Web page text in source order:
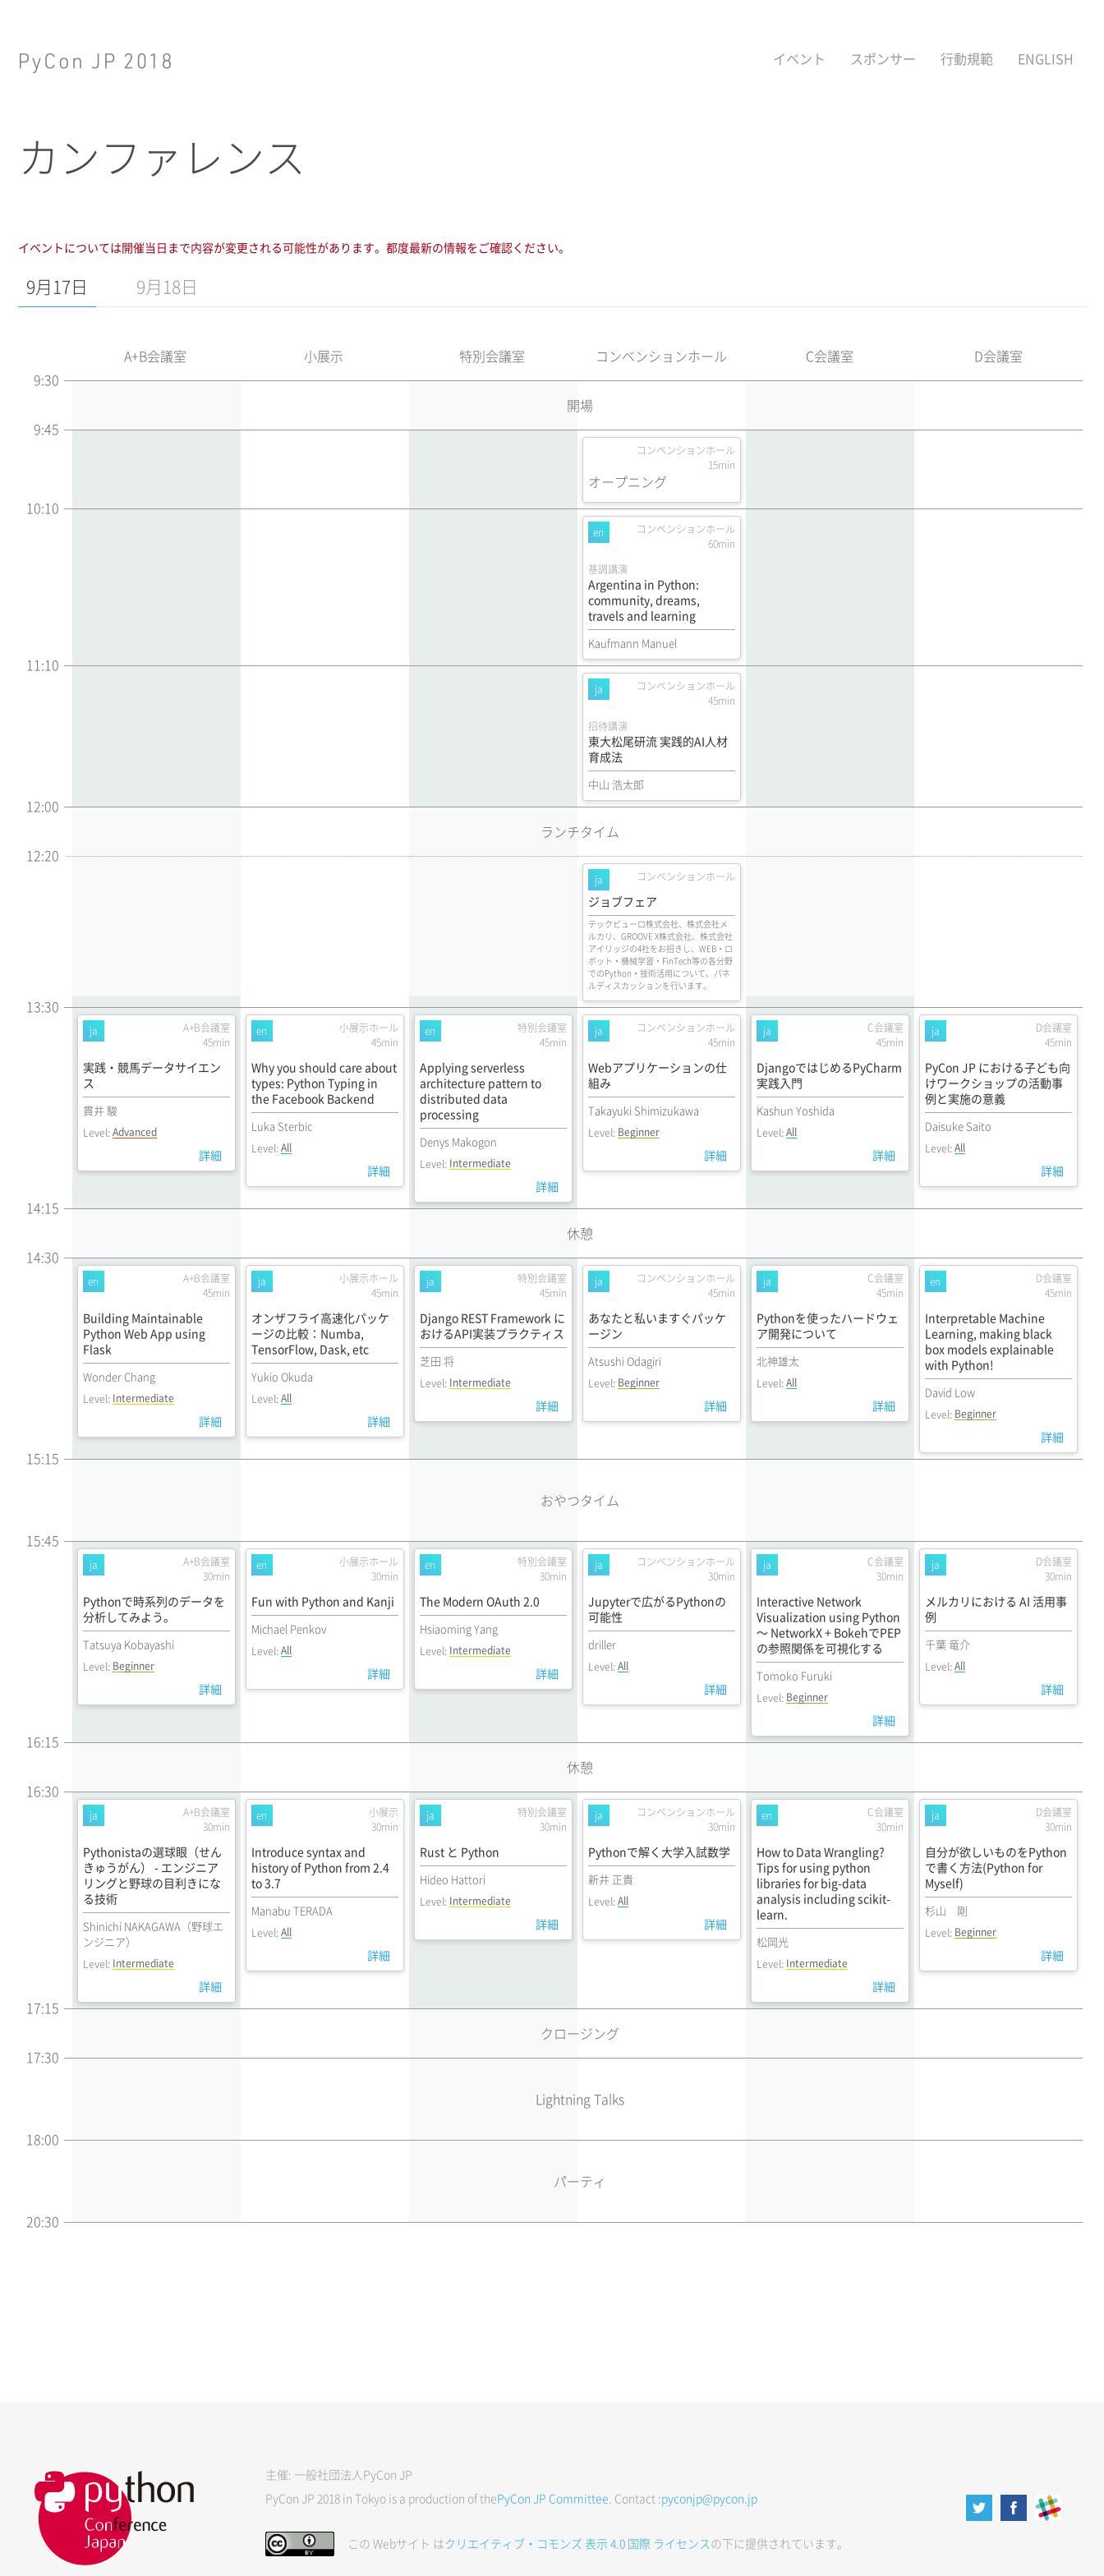
イベント スポンサー 行動規範 ENGLISH
カンファレンス
イベントについては開催当日まで内容が変更される可能性があります。都度最新の情報をご確認ください。
9月17日 9月18日
A+B会議室 小展示 特別会議室 コンベンションホール C会議室
D会議室
9:30
開場
9:45
コンベンションホール
15min
オープニング
10:10
en
コンベンションホール
60min
基調講演
Argentina in Python:
community, dreams,
travels and learning
Kaufmann Manuel
11:10
ja
コンベンションホール
45min
招待講演
東大松尾研流 実践的AI人材
育成法
中山 浩太郎
12:00
ランチタイム
12:20
ja コンベンションホール
ジョブフェア
テックビューロ株式会社、株式会社メ
ルカリ、GROOVE X株式会社、株式会社
アイリッジの4社をお招きし、WEB・ロ
ボット・機械学習・FinTech等の各分野
でのPython・技術活用について、パネ
ルディスカッションを行います。
13:30
ja
A+B会議室
45min
実践・競馬データサイエン
ス
貫井 駿
Level: Advanced
詳細
en
小展示ホール
45min
Why you should care about
types: Python Typing in
the Facebook Backend
Luka Sterbic
Level: All
詳細
en
特別会議室
45min
Applying serverless
architecture pattern to
distributed data
processing
Denys Makogon
Level: Intermediate
詳細
ja
コンベンションホール
45min
Webアプリケーションの仕
組み
Takayuki Shimizukawa
Level: Beginner
詳細
ja
C会議室
45min
DjangoではじめるPyCharm
実践入門
Kashun Yoshida
Level: All
詳細
ja
D会議室
45min
PyCon JP における子ども向
けワークショップの活動事
例と実施の意義
Daisuke Saito
Level: All
詳細
14:15
休憩
14:30
en
A+B会議室
45min
Building Maintainable
Python Web App using
Flask
Wonder Chang
Level: Intermediate
詳細
ja
小展示ホール
45min
オンザフライ高速化パッケ
ージの比較：Numba,
TensorFlow, Dask, etc
Yukio Okuda
Level: All
詳細
ja
特別会議室
45min
Django REST Framework に
おけるAPI実装プラクティス
芝田 将
Level: Intermediate
詳細
ja
コンベンションホール
45min
あなたと私いますぐパッケ
ージン
Atsushi Odagiri
Level: Beginner
詳細
ja
C会議室
45min
Pythonを使ったハードウェ
ア開発について
北神雄太
Level: All
詳細
en
D会議室
45min
Interpretable Machine
Learning, making black
box models explainable
with Python!
David Low
Level: Beginner
詳細
15:15
おやつタイム
15:45
ja
A+B会議室
30min
Pythonで時系列のデータを
分析してみよう。
Tatsuya Kobayashi
Level: Beginner
詳細
en
小展示ホール
30min
Fun with Python and Kanji
Michael Penkov
Level: All
詳細
en
特別会議室
30min
The Modern OAuth 2.0
Hsiaoming Yang
Level: Intermediate
詳細
ja
コンベンションホール
30min
Jupyterで広がるPythonの
可能性
driller
Level: All
詳細
ja
C会議室
30min
Interactive Network
Visualization using Python
〜 NetworkX + BokehでPEP
の参照関係を可視化する
Tomoko Furuki
Level: Beginner
詳細
ja
D会議室
30min
メルカリにおける AI 活用事
例
千葉 竜介
Level: All
詳細
16:15
休憩
16:30
ja
A+B会議室
30min
Pythonistaの選球眼（せん
きゅうがん） - エンジニア
リングと野球の目利きにな
る技術
Shinichi NAKAGAWA（野球エ
ンジニア）
Level: Intermediate
詳細
en
小展示
30min
Introduce syntax and
history of Python from 2.4
to 3.7
Manabu TERADA
Level: All
詳細
ja
特別会議室
30min
Rust と Python
Hideo Hattori
Level: Intermediate
詳細
ja
コンベンションホール
30min
Pythonで解く大学入試数学
新井 正貴
Level: All
詳細
en
C会議室
30min
How to Data Wrangling?
Tips for using python
libraries for big-data
analysis including scikit-
learn.
松岡光
Level: Intermediate
詳細
ja
D会議室
30min
自分が欲しいものをPython
で書く方法(Python for
Myself)
杉山 剛
Level: Beginner
詳細
17:15
クロージング
17:30
Lightning Talks
18:00
パーティ
20:30
主催: 一般社団法人PyCon JP
PyCon JP 2018 in Tokyo is a production of the PyCon JP Committee . Contact :pyconjp@pycon.jp
この Webサイト は クリエイティブ・コモンズ 表示 4.0 国際 ライセンス の下に提供されています。